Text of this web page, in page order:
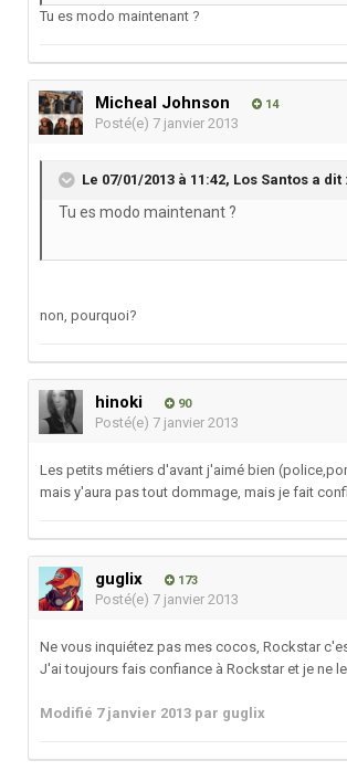
Tu es modo maintenant ?
Micheal Johnson 14
Posté(e) 7 janvier 2013
Le 07/01/2013 à 11:42, Los Santos a dit :
Tu es modo maintenant ?
non, pourquoi?
hinoki 90
Posté(e) 7 janvier 2013
Les petits métiers d'avant j'aimé bien
mais y'aura pas tout dommage, mais je fait
guglix 173
Posté(e) 7 janvier 2013
Ne vous inquiétez pas mes cocos, Rockstar
J'ai toujours fais confiance à Rockstar et je ne
Modifié 7 janvier 2013 par guglix